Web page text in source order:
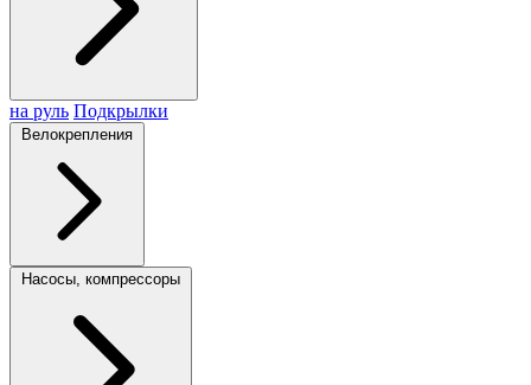
на руль Подкрылки
Велокрепления
Насосы, компрессоры